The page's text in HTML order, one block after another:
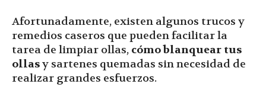
Afortunadamente, existen algunos trucos y
remedios caseros que pueden facilitar la
tarea de limpiar ollas, cómo blanquear tus
ollasy sartenes quemadas sin necesidad de
realizar grandes esfuerzos.